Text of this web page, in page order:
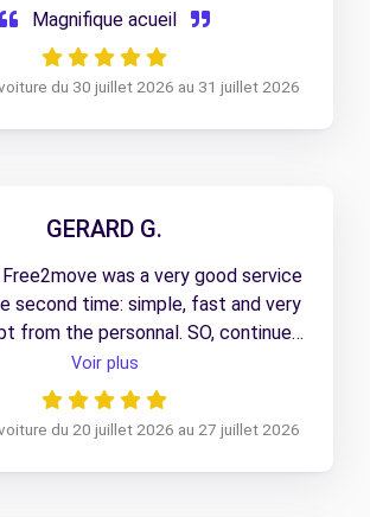
Magnifique acueil
du 30 juillet 2026 au 31 juillet 2026
GERARD G.
Free2move was a very good service
second time: simple, fast and very
good receipt from the personnal. SO, continue...
Voir plus
du 20 juillet 2026 au 27 juillet 2026